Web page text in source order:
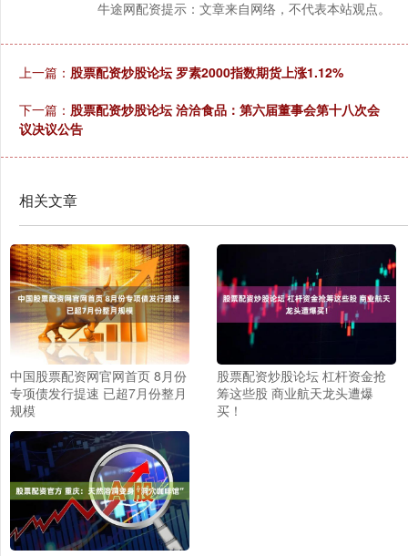
牛途网配资提示：文章来自网络，不代表本站观点。
上一篇： 股票配资炒股论坛 罗素2000指数期货上涨1.12%
下一篇： 股票配资炒股论坛 洽洽食品：第六届董事会第十八次会
议决议公告
相关文章
中国股票配资网官网首页 8月份
专项债发行提速 已超7月份整月
规模
股票配资炒股论坛 杠杆资金抢
筹这些股 商业航天龙头遭爆
买！